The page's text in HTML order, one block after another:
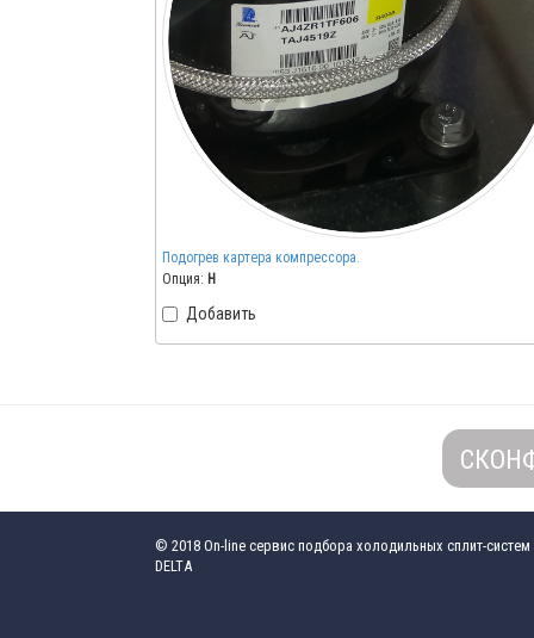
Подогрев картера компрессора.
Опция: H
Добавить
© 2018 On-line сервис подбора холодильных сплит-систем
DELTA